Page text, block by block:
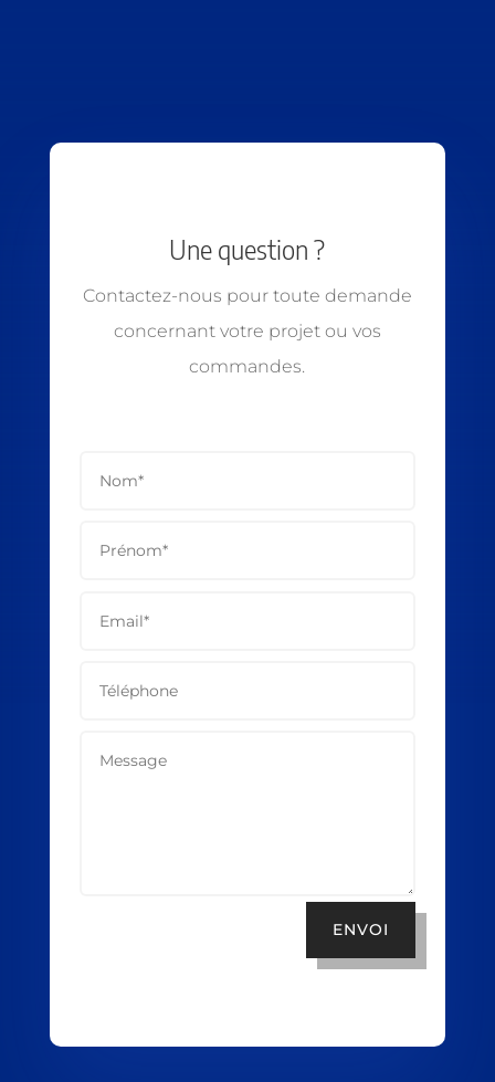
Une question ?
Contactez-nous pour toute demande
concernant votre projet ou vos
commandes.
ENVOI